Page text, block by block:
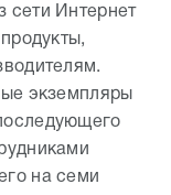
сети Интернет
экземпляры
на семи